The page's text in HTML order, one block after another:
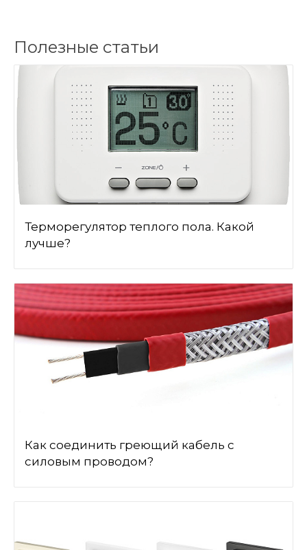
Полезные статьи
Терморегулятор теплого пола. Какой
лучше?
Как соединить греющий кабель с
силовым проводом?